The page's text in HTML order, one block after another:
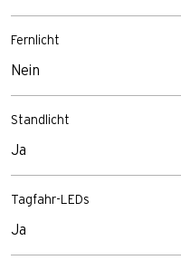
Fernlicht
Nein
Standlicht
Ja
Tagfahr-LEDs
Ja